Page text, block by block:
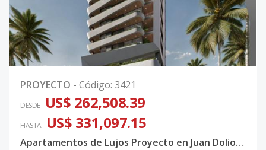
PROYECTO - Código: 3421
DESDE US$ 262,508.39
HASTA US$ 331,097.15
Apartamentos de Lujos Proyecto en Juan Dolio San Pedro de Macoris